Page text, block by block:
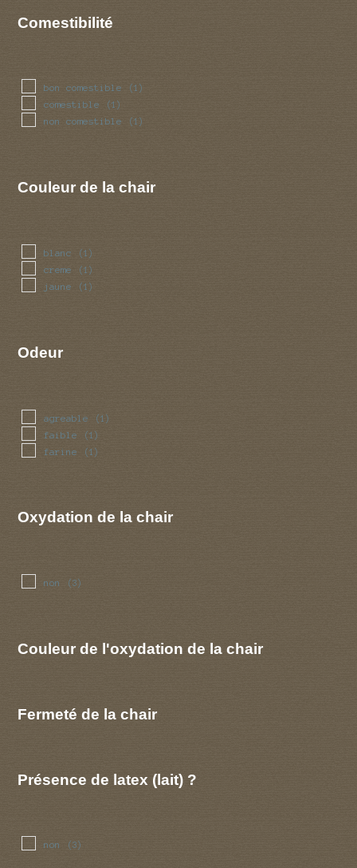
Comestibilité
bon comestible (1)
comestible (1)
non comestible (1)
Couleur de la chair
blanc (1)
creme (1)
jaune (1)
Odeur
agreable (1)
faible (1)
farine (1)
Oxydation de la chair
non (3)
Couleur de l'oxydation de la chair
Fermeté de la chair
Présence de latex (lait) ?
non (3)